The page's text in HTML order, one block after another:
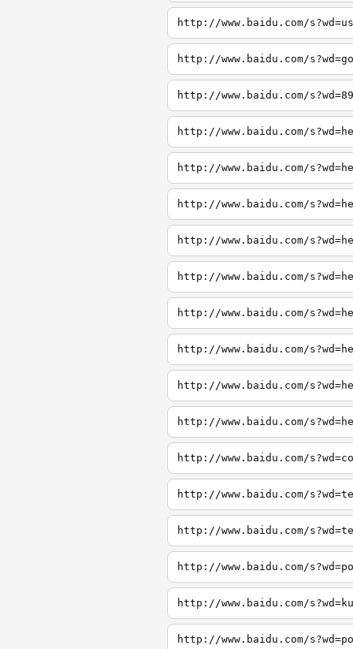
http://www.baidu.com/
http://www.baidu.com/
http://www.baidu.com/
http://www.baidu.com/
http://www.baidu.com/
http://www.baidu.com/
http://www.baidu.com/
http://www.baidu.com/
http://www.baidu.com/
http://www.baidu.com/
http://www.baidu.com/
http://www.baidu.com/
http://www.baidu.com/
http://www.baidu.com/
http://www.baidu.com/
http://www.baidu.com/
http://www.baidu.com/
http://www.baidu.com/